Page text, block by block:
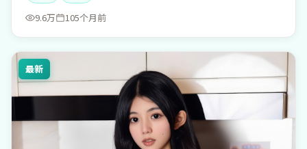
9.6万
105个月前
最新